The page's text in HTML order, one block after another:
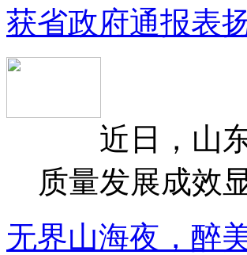
获省政府通报表
近日，山东
质量发展成效
无界山海夜，醉